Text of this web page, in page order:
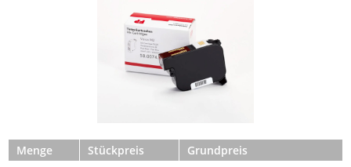
Menge Stückpreis
Grundpreis